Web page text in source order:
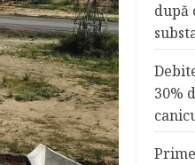
după
30%